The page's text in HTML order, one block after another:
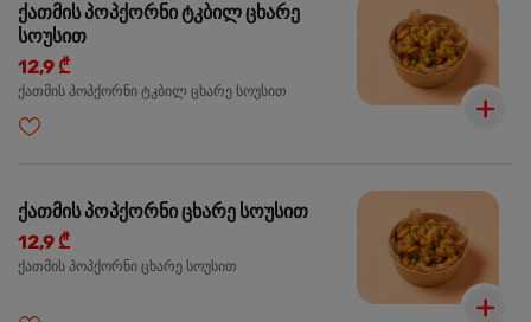
ქათმის პოპქორნი ტკბილ ცხარე
სოუსით
12,9 ₾
ქათმის პოპქორნი ტკბილ ცხარე სოუსით
ქათმის პოპქორნი ცხარე სოუსით
12,9 ₾
ქათმის პოპქორნი ცხარე სოუსით